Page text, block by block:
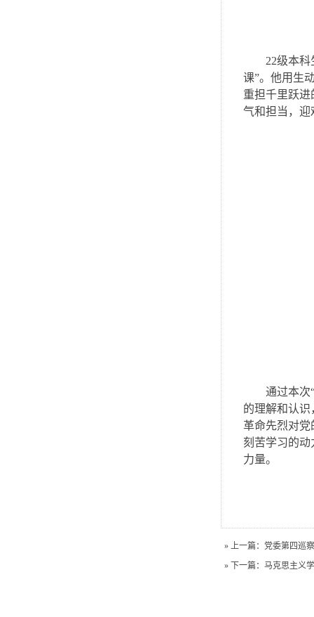
22级本
课”。他用生
重担千里跃
气和担当，
通过本次
的理解和认
革命先烈对
刻苦学习的
力量。
» 上一篇： 党委第四巡
» 下一篇： 马克思主义